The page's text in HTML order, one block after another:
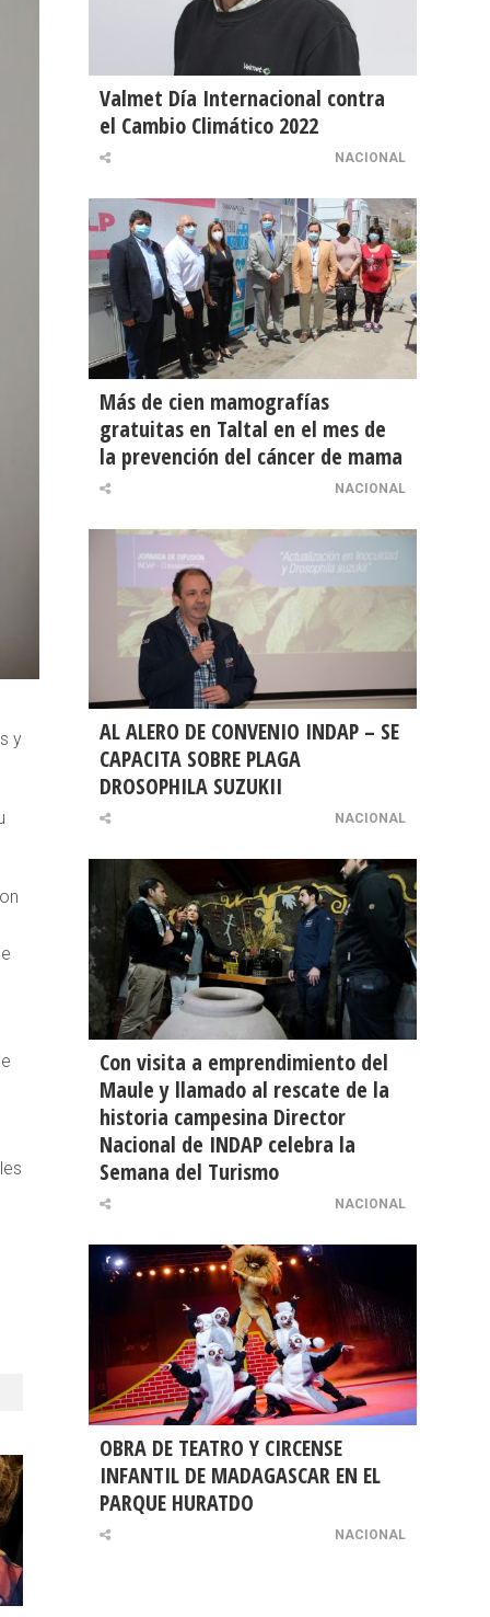
y
Valmet Día Internacional contra
el Cambio Climático 2022
NACIONAL
Más de cien mamografías
gratuitas en Taltal en el mes de
la prevención del cáncer de mama
NACIONAL
AL ALERO DE CONVENIO INDAP – SE
CAPACITA SOBRE PLAGA
DROSOPHILA SUZUKII
NACIONAL
Con visita a emprendimiento del
Maule y llamado al rescate de la
historia campesina Director
Nacional de INDAP celebra la
Semana del Turismo
NACIONAL
OBRA DE TEATRO Y CIRCENSE
INFANTIL DE MADAGASCAR EN EL
PARQUE HURATDO
NACIONAL